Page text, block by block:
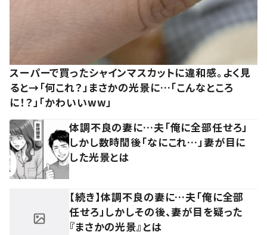
スーパーで買ったシャインマスカットに違和感。よく見
ると→「何これ？」まさかの光景に…「こんなところ
に！？」「かわいいww」
体調不良の妻に…夫「俺に全部任せろ」
しかし数時間後「なにこれ…」妻が目に
した光景とは
【続き】体調不良の妻に…夫「俺に全部
任せろ」しかしその後、妻が目を疑った
『まさかの光景』とは